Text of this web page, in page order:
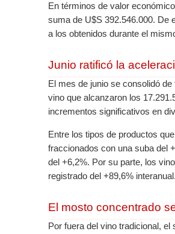
En términos de valor
suma de U$S 392.546.000. De
a los obtenidos durante el
Junio ratificó la
El mes de junio se consolidó
vino que alcanzaron los
incrementos significativos en
Entre los tipos de productos
fraccionados con una suba del
del +6,2%. Por su parte, los
registrado del +89,6% interanual.
El mosto concentrado
Por fuera del vino tradicional,